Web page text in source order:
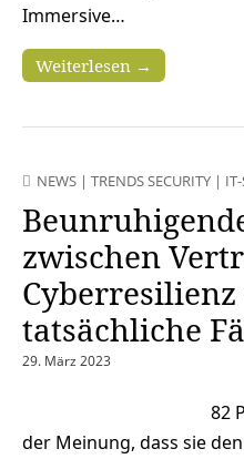
Immersive…
Weiterlesen →
NEWS | TRENDS SECURITY |
zwischen
tatsächliche
29. März 2023
82
der Meinung, dass sie